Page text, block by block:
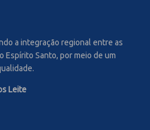
a integração regional entre as
Santo, por meio de um
Leite